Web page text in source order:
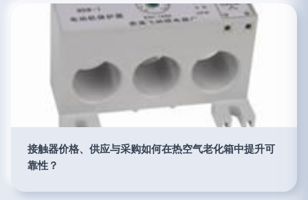
接触器价格、供应与采购如何在热空气老化箱中提升可
靠性？